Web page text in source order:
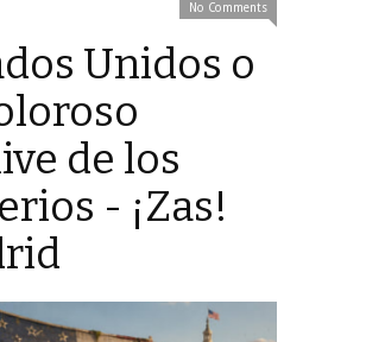
No Comments
Unidos o
de los
- ¡Zas!